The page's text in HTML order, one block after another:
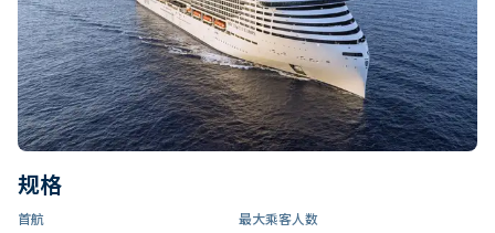
规格
首航 最大乘客人数